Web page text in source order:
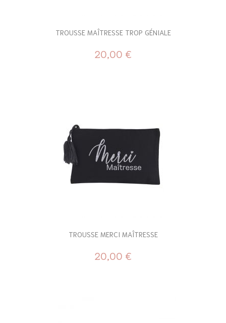
TROUSSE MAÎTRESSE TROP GÉNIALE
20,00 €
TROUSSE MERCI MAÎTRESSE
20,00 €